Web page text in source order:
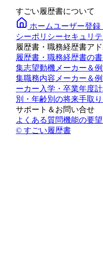
すごい履歴書について
ホームユーザー登録
シーポリシーセキュリ
履歴書・職務経歴書ア
履歴書・職務経歴書の
集志望動機メーカー＆
集職務内容メーカー＆
ーカー入学・卒業年度
別・年齢別の将来手取り
サポート＆お問い合せ
よくある質問機能の要
© すごい履歴書